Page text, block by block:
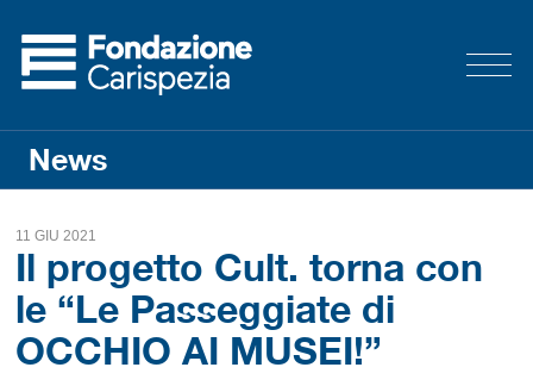
News
11 GIU 2021
Il progetto Cult. torna con
le “Le Passeggiate di
OCCHIO AI MUSEI!”